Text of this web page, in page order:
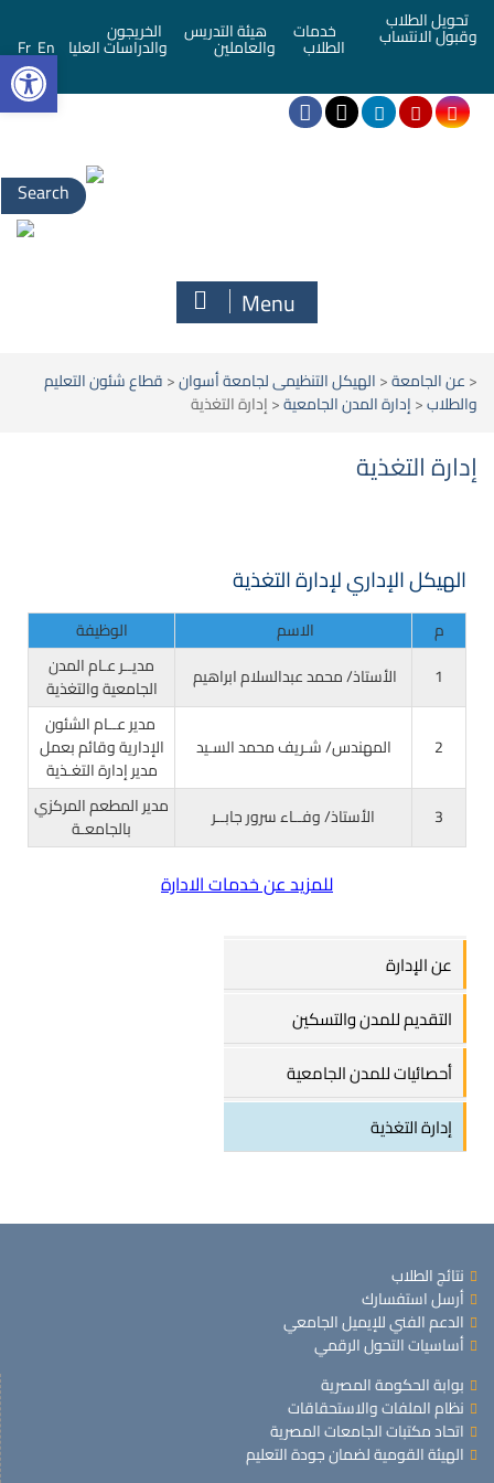
تحويل الطلاب
وقبول الانتساب خدمات
الطلاب
هيئة التدريس
والعاملين
الخريجون
والدراسات العليا En
Fr
Menu
<عن الجامعة<الهيكل التنظيمى لجامعة أسوان<قطاع شئون التعليم
والطلاب<إدارة المدن الجامعية<إدارة التغذية
إدارة التغذية
الهيكل الإداري لإدارة التغذية
م الاسم
الوظيفة
1
الأستاذ/ محمد عبدالسلام ابراهيم
مديــر عـام المدن
الجامعية والتغذية
2 المهندس/ شـريف محمد السـيد
مدير عــام الشئون
الإدارية وقائم بعمل
مدير إدارة التغـذية
3
الأستاذ/ وفــاء سرور جابــر
مدير المطعم المركزي
بالجامعـة
للمزيد عن خدمات الادارة
عن الإدارة
التقديم للمدن والتسكين
أحصائيات للمدن الجامعية
إدارة التغذية
نتائج الطلاب
أرسل استفسارك
الدعم الفني للإيميل الجامعي
أساسيات التحول الرقمي
بوابة الحكومة المصرية
نظام الملفات والاستحقاقات
اتحاد مكتبات الجامعات المصرية
الهيئة القومية لضمان جودة التعليم